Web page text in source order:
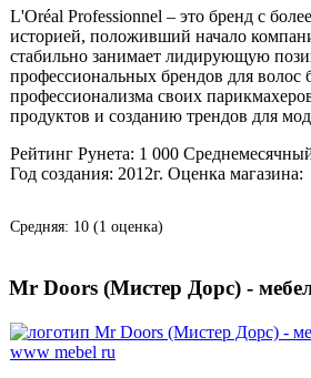
L'Oréal Professionnel – это бренд с
историей, положивший начало
стабильно занимает лидирующую
профессиональных брендов для волос
профессионализма своих
продуктов и созданию трендов для
Рейтинг Рунета: 1 000
Год создания: 2012г. Оценка магазина:
Средняя: 10 (1 оценка)
Mr Doors (Мистер Дорс) -